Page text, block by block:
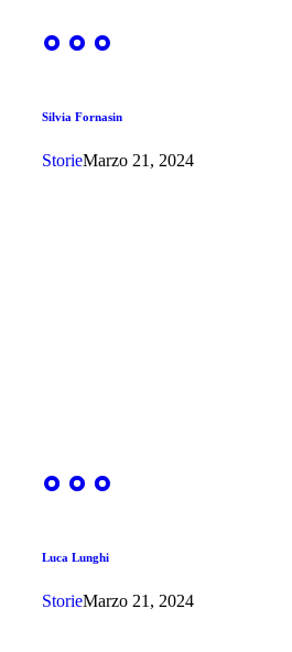
Silvia Fornasin
StorieMarzo 21, 2024
Luca Lunghi
StorieMarzo 21, 2024